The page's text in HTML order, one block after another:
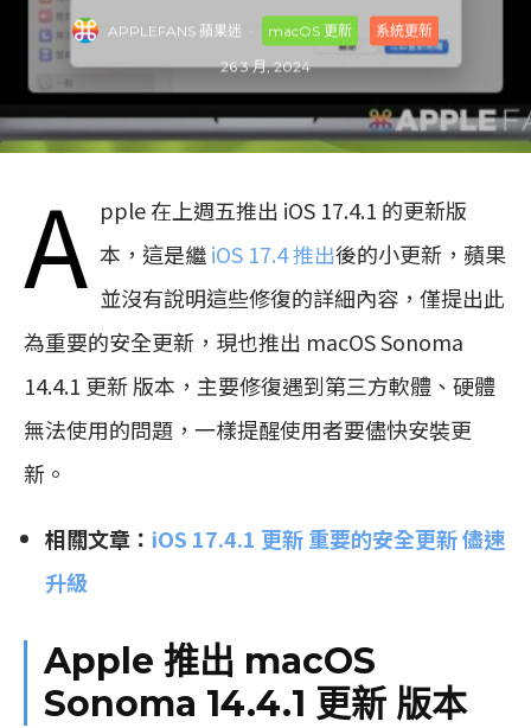
APPLEFANS 蘋果迷 macOS 更新 系統更新
26 3 月, 2024
A pple 在上週五推出 iOS 17.4.1 的更新版
本，這是繼iOS 17.4 推出後的小更新，蘋果
並沒有說明這些修復的詳細內容，僅提出此
為重要的安全更新，現也推出 macOS Sonoma
14.4.1 更新 版本，主要修復遇到第三方軟體、硬體
無法使用的問題，一樣提醒使用者要儘快安裝更
新。
相關文章： iOS 17.4.1 更新 重要的安全更新 儘速
升級
Apple 推出 macOS
Sonoma 14.4.1 更新 版本